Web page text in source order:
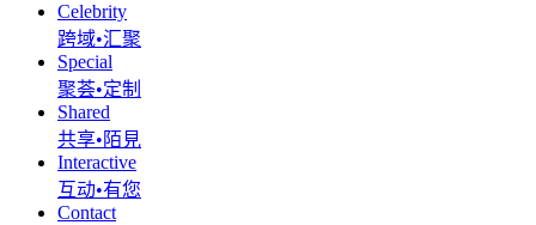
Celebrity
跨域•汇聚
Special
聚荟•定制
Shared
共享•陌見
Interactive
互动•有您
Contact